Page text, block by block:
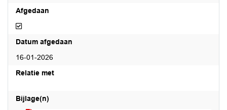
Afgedaan
Afgedaan
Datum afgedaan
16-01-2026
Relatie met
Bijlage(n)